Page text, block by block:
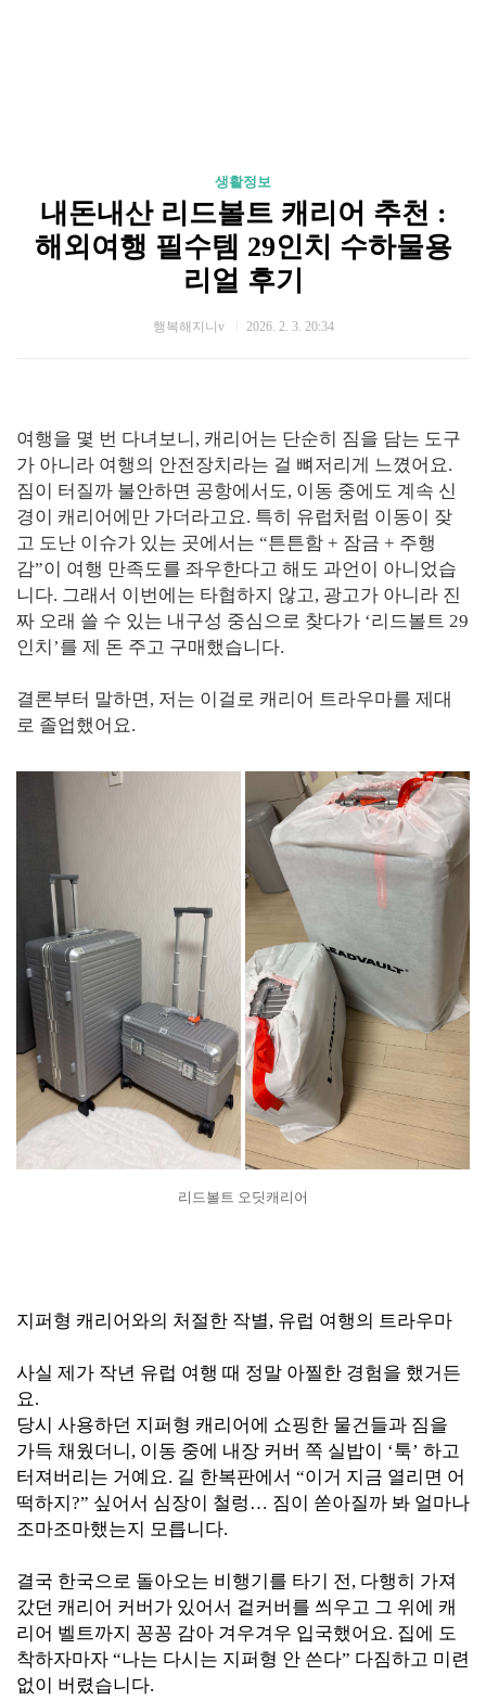
생활정보
내돈내산 리드볼트 캐리어 추천 :
해외여행 필수템 29인치 수하물용
리얼 후기
행복해지니v 2026. 2. 3. 20:34
여행을 몇 번 다녀보니, 캐리어는 단순히 짐을 담는 도구
가 아니라 여행의 안전장치라는 걸 뼈저리게 느꼈어요.
짐이 터질까 불안하면 공항에서도, 이동 중에도 계속 신
경이 캐리어에만 가더라고요. 특히 유럽처럼 이동이 잦
고 도난 이슈가 있는 곳에서는 “튼튼함 + 잠금 + 주행
감”이 여행 만족도를 좌우한다고 해도 과언이 아니었습
니다. 그래서 이번에는 타협하지 않고, 광고가 아니라 진
짜 오래 쓸 수 있는 내구성 중심으로 찾다가 ‘리드볼트 29
인치’를 제 돈 주고 구매했습니다.
결론부터 말하면, 저는 이걸로 캐리어 트라우마를 제대
로 졸업했어요.
리드볼트 오딧캐리어
지퍼형 캐리어와의 처절한 작별, 유럽 여행의 트라우마
사실 제가 작년 유럽 여행 때 정말 아찔한 경험을 했거든
요.
당시 사용하던 지퍼형 캐리어에 쇼핑한 물건들과 짐을
가득 채웠더니, 이동 중에 내장 커버 쪽 실밥이 ‘툭’ 하고
터져버리는 거예요. 길 한복판에서 “이거 지금 열리면 어
떡하지?” 싶어서 심장이 철렁… 짐이 쏟아질까 봐 얼마나
조마조마했는지 모릅니다.
결국 한국으로 돌아오는 비행기를 타기 전, 다행히 가져
갔던 캐리어 커버가 있어서 겉커버를 씌우고 그 위에 캐
리어 벨트까지 꽁꽁 감아 겨우겨우 입국했어요. 집에 도
착하자마자 “나는 다시는 지퍼형 안 쓴다” 다짐하고 미련
없이 버렸습니다.